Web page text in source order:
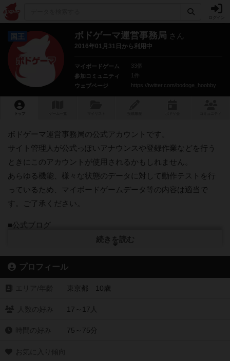
国王 ボドゲーマ運営事務局 さん
2016年01月31日から利用中
マイボードゲーム
33個
参加コミュニティ
1件
ウェブページ
https://twitter.com/bodoge_hoobby
トップ
ボドゲーマ運営事務局の公式アカウントです。
サイト管理人が公式っぽいアナウンスや登録作業などを行う
ときにこのアカウントが使用されるかもしれません。
あらゆる機能、様々な状態のデータに対して動作テストを行
っているため、マイボードゲームデータ等の内容は適当で
す。ご了承ください。
■公式ブログ
http://blog.board-game.jp/
https://twitter.com/bodoge_hoobby
よろしければフォローをお願い致しますm(_ _)m
続きを読む
プロフィール
東京都 10歳
17～17人
75～75分